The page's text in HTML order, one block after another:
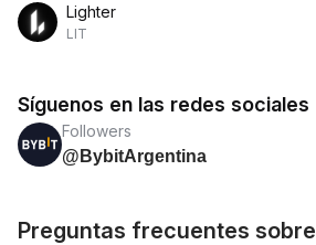
Lighter
LIT
Síguenos en las redes sociales
Followers
@BybitArgentina
Preguntas frecuentes sobre